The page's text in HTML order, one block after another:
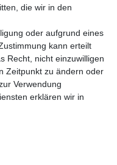
die wir in den
oder aufgrund eines
kann erteilt
Recht, nicht einzuwilligen
Zeitpunkt zu ändern oder
Verwendung
erklären wir in